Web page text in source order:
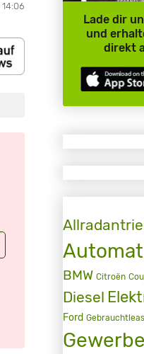
Lade dir
und
direkt
BMW Citroën
Diesel
Ford
Gewerbe